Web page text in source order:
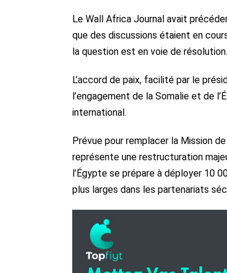
Le Wall Africa Journal avait
que des discussions étaient en
la question est en voie de résolution.
L’accord de paix, facilité par le
l’engagement de la Somalie et de
international.
Prévue pour remplacer la Mission
représente une restructuration
l’Égypte se prépare à déployer 10
plus larges dans les partenariats